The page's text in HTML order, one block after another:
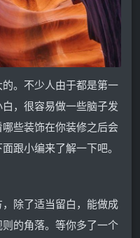
。不少人由于都是第一
，很容易做一些脑子发
些装饰在你装修之后会
跟小编来了解一下吧。
除了适当留白，能做成
的角落。等你多了一个